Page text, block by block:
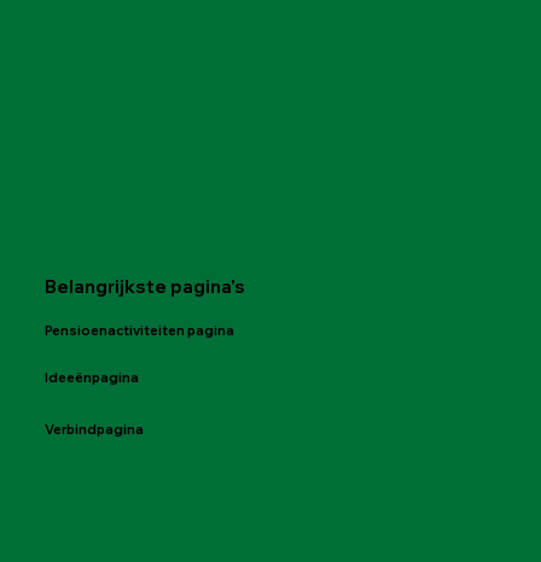
Belangrijkste pagina's
Pensioenactiviteiten pagina
Ideeënpagina
Verbindpagina